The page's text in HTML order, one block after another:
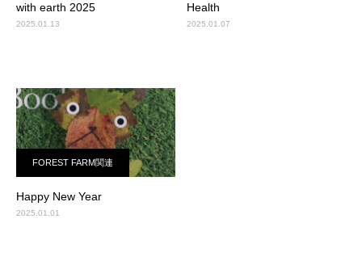
with earth 2025
2025.01.13
Health
2025.01.07
FOREST FARM関連
Happy New Year
2025.01.01